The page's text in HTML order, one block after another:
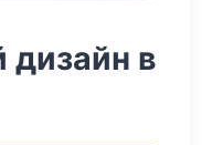
в